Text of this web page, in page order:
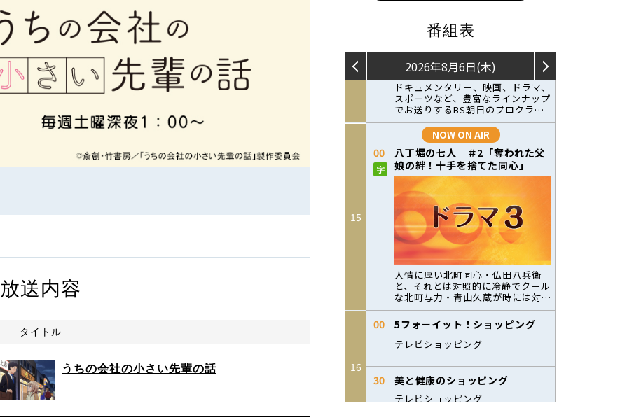
番組表
放送内容
タイトル
うちの会社の小さい先輩の話